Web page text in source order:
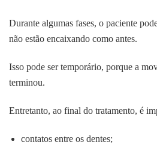
Durante algumas fases, o paciente
não estão encaixando como antes.
Isso pode ser temporário, porque a
terminou.
Entretanto, ao final do tratamento, é
contatos entre os dentes;